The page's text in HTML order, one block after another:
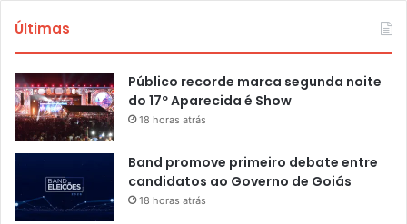
Últimas
Público recorde marca segunda noite
do 17º Aparecida é Show
18 horas atrás
Band promove primeiro debate entre
candidatos ao Governo de Goiás
18 horas atrás